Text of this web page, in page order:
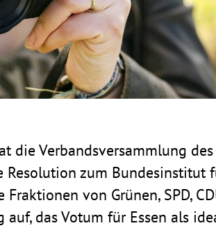
die Verbands­ver­samm­lung
Reso­lu­tion zum Bundes­in­stitut
von Grünen, SPD,
das Votum für Essen als